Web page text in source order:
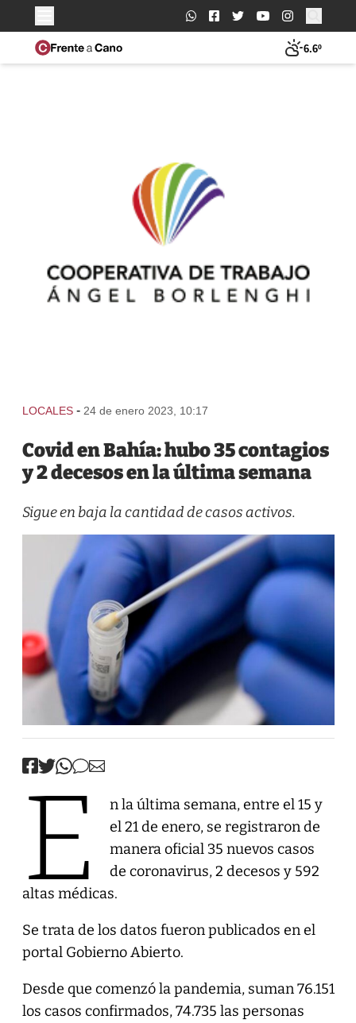
Buscar:
6.6º
LOCALES - 24 de enero 2023, 10:17
Covid en Bahía: hubo 35 contagios
y 2 decesos en la última semana
Sigue en baja la cantidad de casos activos.
E
n la última semana, entre el 15 y
el 21 de enero, se registraron de
manera oficial 35 nuevos casos
de coronavirus, 2 decesos y 592
altas médicas.
Se trata de los datos fueron publicados en el
portal Gobierno Abierto.
Desde que comenzó la pandemia, suman 76.151
los casos confirmados, 74.735 las personas